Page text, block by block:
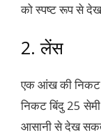
को स्पष्ट रूप से
2. लेंस
एक आंख की निकट
निकट बिंदु 25
आसानी से देख